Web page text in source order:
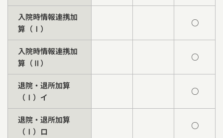
入院時情報連携加
算（Ⅰ）
○
入院時情報連携加
算（Ⅱ）
○
退院・退所加算
（Ⅰ）イ
○
退院・退所加算
（Ⅰ）ロ
○